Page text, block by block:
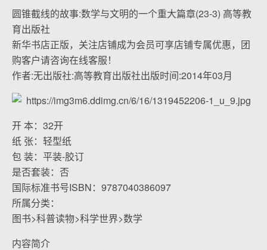
圆锥截线的故事:数学与文明的一个重大篇章(23-3) 高等教
育出版社
新华书店正版，关注店铺成为会员可享店铺专属优惠，团
购客户请咨询在线客服！
作者:无出版社:高等教育出版社出版时间:2014年03月
开 本：32开
纸 张：轻型纸
包 装：平装-胶订
是否套装：否
国际标准书号ISBN：9787040386097
所属分类：
图书>科普读物>科学世界>数学
内容简介